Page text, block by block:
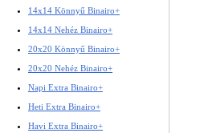
14x14 Könnyű Binairo+
14x14 Nehéz Binairo+
20x20 Könnyű Binairo+
20x20 Nehéz Binairo+
Napi Extra Binairo+
Heti Extra Binairo+
Havi Extra Binairo+